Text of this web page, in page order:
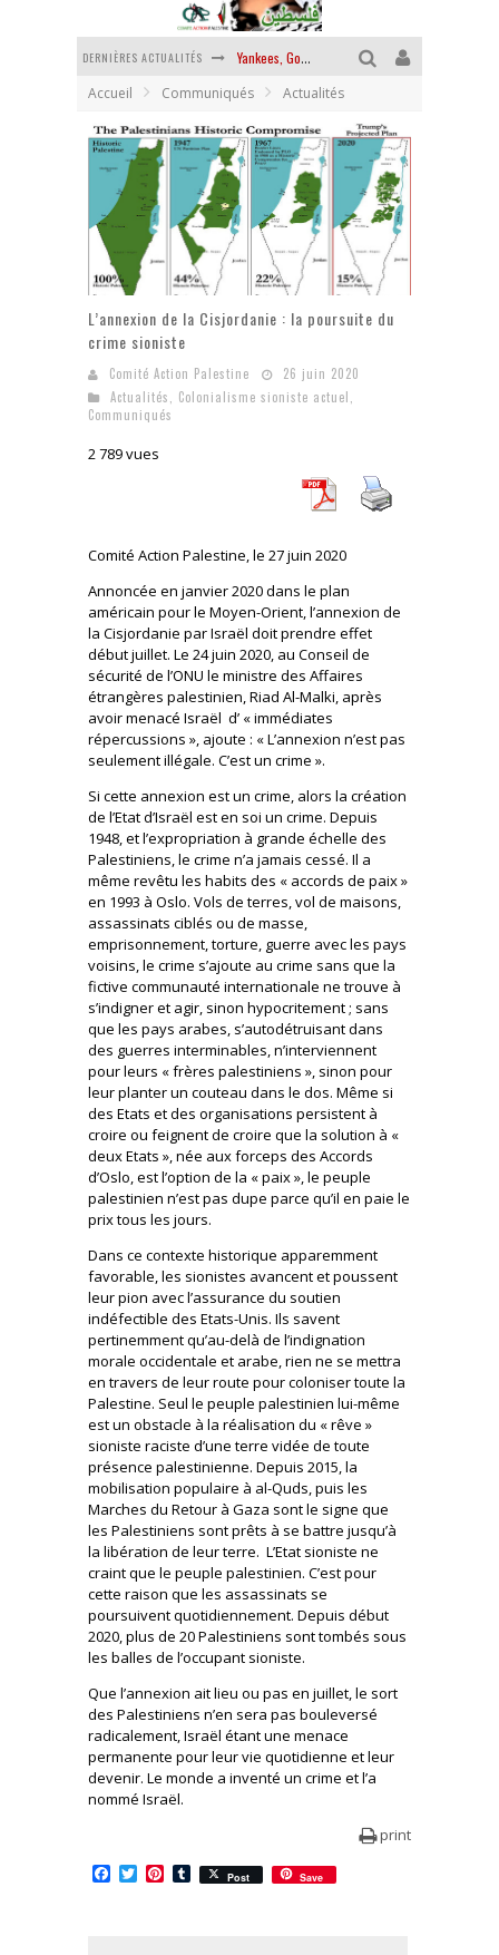
DERNIÈRES ACTUALITÉS Yankees, Go home !
Chantage terroriste
La révolution ou rien
Des accords de paix sans le peuple et contre le peuple
La banalité du mal colonial
Accueil Communiqués Actualités
L’annexion de la Cisjordanie : la poursuite du
crime sioniste
Comité Action Palestine
26 juin 2020
Actualités
Colonialisme sioniste actuel
Communiqués
2 789 vues
Comité Action Palestine, le 27 juin 2020
Annoncée en janvier 2020 dans le plan
américain pour le Moyen-Orient, l’annexion de
la Cisjordanie par Israël doit prendre effet
début juillet. Le 24 juin 2020, au Conseil de
sécurité de l’ONU le ministre des Affaires
étrangères palestinien, Riad Al-Malki, après
avoir menacé Israël d’ « immédiates
répercussions », ajoute : « L’annexion n’est pas
seulement illégale. C’est un crime ».
Si cette annexion est un crime, alors la création
de l’Etat d’Israël est en soi un crime. Depuis
1948, et l’expropriation à grande échelle des
Palestiniens, le crime n’a jamais cessé. Il a
même revêtu les habits des « accords de paix »
en 1993 à Oslo. Vols de terres, vol de maisons,
assassinats ciblés ou de masse,
emprisonnement, torture, guerre avec les pays
voisins, le crime s’ajoute au crime sans que la
fictive communauté internationale ne trouve à
s’indigner et agir, sinon hypocritement ; sans
que les pays arabes, s’autodétruisant dans
des guerres interminables, n’interviennent
pour leurs « frères palestiniens », sinon pour
leur planter un couteau dans le dos. Même si
des Etats et des organisations persistent à
croire ou feignent de croire que la solution à «
deux Etats », née aux forceps des Accords
d’Oslo, est l’option de la « paix », le peuple
palestinien n’est pas dupe parce qu’il en paie le
prix tous les jours.
Dans ce contexte historique apparemment
favorable, les sionistes avancent et poussent
leur pion avec l’assurance du soutien
indéfectible des Etats-Unis. Ils savent
pertinemment qu’au-delà de l’indignation
morale occidentale et arabe, rien ne se mettra
en travers de leur route pour coloniser toute la
Palestine. Seul le peuple palestinien lui-même
est un obstacle à la réalisation du « rêve »
sioniste raciste d’une terre vidée de toute
présence palestinienne. Depuis 2015, la
mobilisation populaire à al-Quds, puis les
Marches du Retour à Gaza sont le signe que
les Palestiniens sont prêts à se battre jusqu’à
la libération de leur terre. L’Etat sioniste ne
craint que le peuple palestinien. C’est pour
cette raison que les assassinats se
poursuivent quotidiennement. Depuis début
2020, plus de 20 Palestiniens sont tombés sous
les balles de l’occupant sioniste.
Que l’annexion ait lieu ou pas en juillet, le sort
des Palestiniens n’en sera pas bouleversé
radicalement, Israël étant une menace
permanente pour leur vie quotidienne et leur
devenir. Le monde a inventé un crime et l’a
nommé Israël.
print
Facebook
TwitterPinterest
Tumblr
Post Save